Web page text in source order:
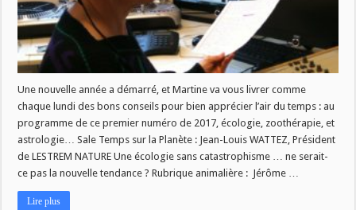
Une nouvelle année a démarré, et Martine va vous livrer comme
chaque lundi des bons conseils pour bien apprécier l’air du temps : au
programme de ce premier numéro de 2017, écologie, zoothérapie, et
astrologie… Sale Temps sur la Planète : Jean-Louis WATTEZ, Président
de LESTREM NATURE Une écologie sans catastrophisme … ne serait-
ce pas la nouvelle tendance ? Rubrique animalière : Jérôme …
Lire plus